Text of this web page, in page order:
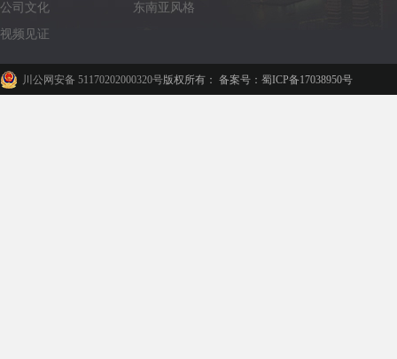
公司文化
视频见证
东南亚风格
川公网安备 51170202000320号版权所有： 备案号：蜀ICP备17038950号